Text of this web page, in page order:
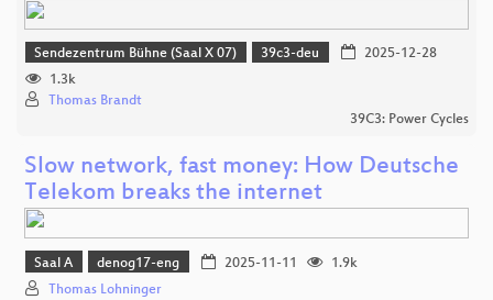
Sendezentrum Bühne (Saal X 07) 39c3-deu
2025-12-28
1.3k
Thomas Brandt
39C3: Power Cycles
Slow network, fast money: How Deutsche
Telekom breaks the internet
Saal A denog17-eng 2025-11-11
1.9k
Thomas Lohninger